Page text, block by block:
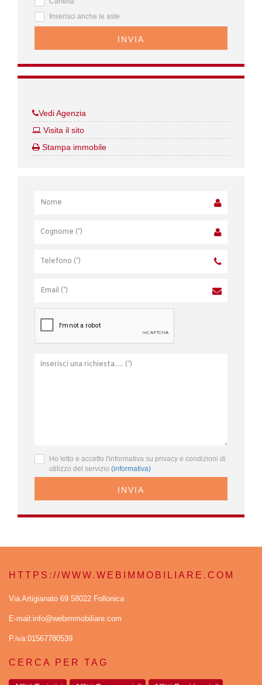
Inserisci anche le aste
INVIA
Vedi Agenzia
Visita il sito
Stampa immobile
Ho letto e accetto l'informativa su privacy e condizioni di
utilizzo del servizio (informativa)
INVIA
HTTPS://WWW.WEBIMMOBILIARE.COM
Via Artigianato 69 58022 Follonica
E-mail:info@webimmobiliare.com
P.iva:01567780539
CERCA PER TAG